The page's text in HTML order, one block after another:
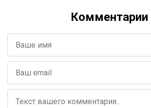
Комментарии